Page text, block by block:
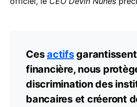
Cesactifs
financière, nous
discrimination des
bancaires et créeront